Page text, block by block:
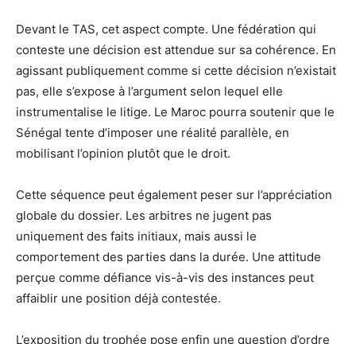
Devant le TAS, cet aspect compte. Une fédération qui
conteste une décision est attendue sur sa cohérence. En
agissant publiquement comme si cette décision n’existait
pas, elle s’expose à l’argument selon lequel elle
instrumentalise le litige. Le Maroc pourra soutenir que le
Sénégal tente d’imposer une réalité parallèle, en
mobilisant l’opinion plutôt que le droit.
Cette séquence peut également peser sur l’appréciation
globale du dossier. Les arbitres ne jugent pas
uniquement des faits initiaux, mais aussi le
comportement des parties dans la durée. Une attitude
perçue comme défiance vis-à-vis des instances peut
affaiblir une position déjà contestée.
L’exposition du trophée pose enfin une question d’ordre